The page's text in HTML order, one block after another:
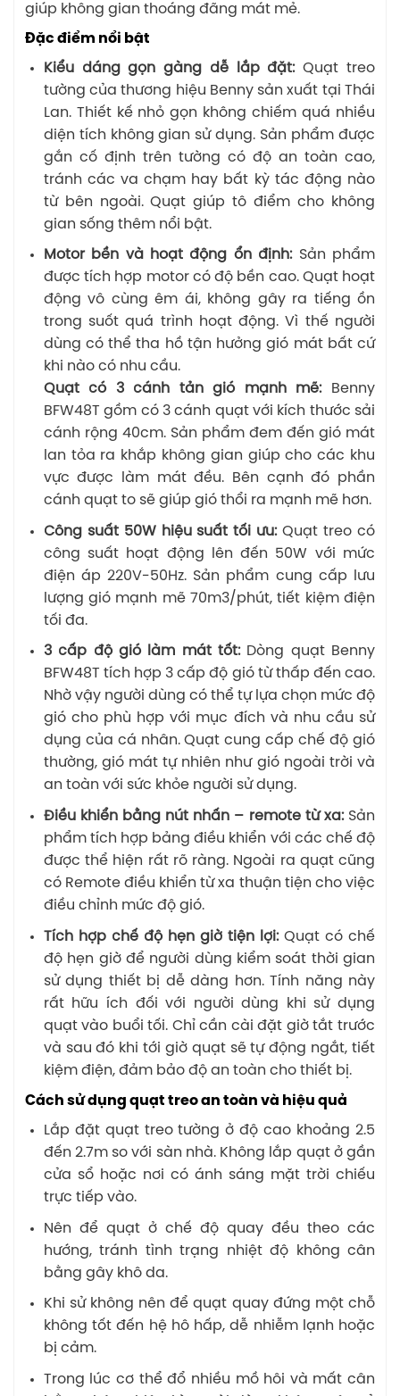
giúp không gian thoáng đãng mát mẻ.
Đặc điểm nổi bật
Kiểu dáng gọn gàng dễ lắp đặt:Quạt treo
tường của thương hiệu Benny sản xuất tại Thái
Lan. Thiết kế nhỏ gọn không chiếm quá nhiều
diện tích không gian sử dụng. Sản phẩm được
gắn cố định trên tường có độ an toàn cao,
tránh các va chạm hay bất kỳ tác động nào
từ bên ngoài. Quạt giúp tô điểm cho không
gian sống thêm nổi bật.
Motor bền và hoạt động ổn định: Sản phẩm
được tích hợp motor có độ bền cao. Quạt hoạt
động vô cùng êm ái, không gây ra tiếng ồn
trong suốt quá trình hoạt động. Vì thế người
dùng có thể tha hồ tận hưởng gió mát bất cứ
khi nào có nhu cầu.
Quạt có 3 cánh tản gió mạnh mẽ:
Benny
BFW48T gồm có 3 cánh quạt với kích thước sải
cánh rộng 40cm. Sản phẩm đem đến gió mát
lan tỏa ra khắp không gian giúp cho các khu
vực được làm mát đều. Bên cạnh đó phần
cánh quạt to sẽ giúp gió thổi ra mạnh mẽ hơn.
Công suất 50W hiệu suất tối ưu:Quạt treo có
công suất hoạt động lên đến 50W với mức
điện áp 220V-50Hz. Sản phẩm cung cấp lưu
lượng gió mạnh mẽ 70m3/phút, tiết kiệm điện
tối đa.
3 cấp độ gió làm mát tốt: Dòng quạt Benny
BFW48T tích hợp 3 cấp độ gió từ thấp đến cao.
Nhờ vậy người dùng có thể tự lựa chọn mức độ
gió cho phù hợp với mục đích và nhu cầu sử
dụng của cá nhân. Quạt cung cấp chế độ gió
thường, gió mát tự nhiên như gió ngoài trời và
an toàn với sức khỏe người sử dụng.
Điều khiển bằng nút nhấn – remote từ xa: Sản
phẩm tích hợp bảng điều khiển với các chế độ
được thể hiện rất rõ ràng. Ngoài ra quạt cũng
có Remote điều khiển từ xa thuận tiện cho việc
điều chỉnh mức độ gió.
Tích hợp chế độ hẹn giờ tiện lợi: Quạt có chế
độ hẹn giờ để người dùng kiểm soát thời gian
sử dụng thiết bị dễ dàng hơn. Tính năng này
rất hữu ích đối với người dùng khi sử dụng
quạt vào buổi tối. Chỉ cần cài đặt giờ tắt trước
và sau đó khi tới giờ quạt sẽ tự động ngắt, tiết
kiệm điện, đảm bảo độ an toàn cho thiết bị.
Cách sử dụng quạt treo an toàn và hiệu quả
Lắp đặt quạt treo tường ở độ cao khoảng 2.5
đến 2.7m so với sàn nhà. Không lắp quạt ở gần
cửa sổ hoặc nơi có ánh sáng mặt trời chiếu
trực tiếp vào.
Nên để quạt ở chế độ quay đều theo các
hướng, tránh tình trạng nhiệt độ không cân
bằng gây khô da.
Khi sử không nên để quạt quay đứng một chỗ
không tốt đến hệ hô hấp, dễ nhiễm lạnh hoặc
bị cảm.
Trong lúc cơ thể đổ nhiều mồ hôi và mất cân